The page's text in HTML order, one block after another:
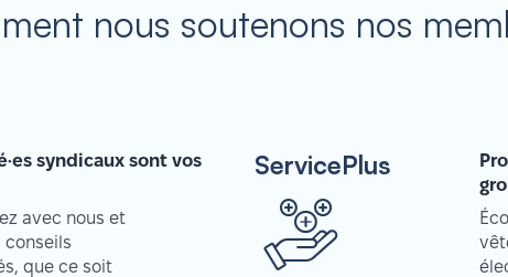
nous soutenons nos
syndicaux sont vos
avec nous et
conseils
que ce soit
ServicePlus